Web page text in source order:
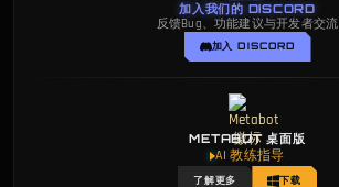
加入我们的 DISCORD
反馈Bug、功能建议与开发者交流
加入 DISCORD
METABOT 桌面版
AI 教练指导
了解更多 下载